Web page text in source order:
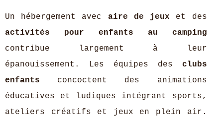
Un hébergement avec aire de jeux et des
activités pour enfants au camping
contribue largement à leur
épanouissement. Les équipes des clubs
enfants concoctent des animations
éducatives et ludiques intégrant sports,
ateliers créatifs et jeux en plein air.